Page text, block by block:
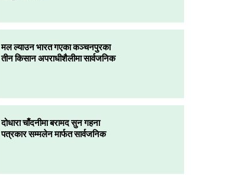
मल ल्याउन भारत गएका कञ्चनपुरका
तीन किसान अपराधीशैलीमा सार्वजनिक
दोधारा चाँदनीमा बरामद सुन गहना
पत्रकार सम्मलेन मार्फत सार्वजनिक